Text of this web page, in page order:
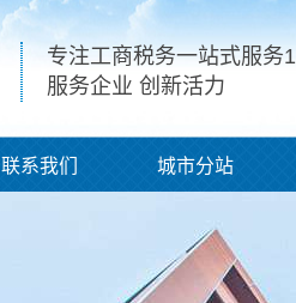
专注工商税务一站式服务1
服务企业 创新活力
联系我们 城市分站